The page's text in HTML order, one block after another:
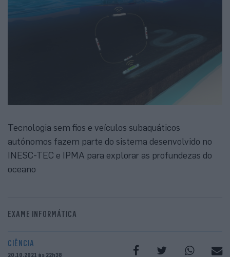
Tecnologia sem fios e veículos subaquáticos
autónomos fazem parte do sistema desenvolvido no
INESC-TEC e IPMA para explorar as profundezas do
oceano
EXAME INFORMÁTICA
CIÊNCIA
20.10.2021 às 22h38